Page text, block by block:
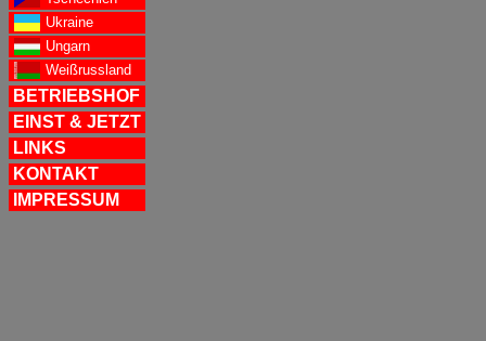
Ukraine
Ungarn
Weißrussland
BETRIEBSHOF
EINST & JETZT
LINKS
KONTAKT
IMPRESSUM